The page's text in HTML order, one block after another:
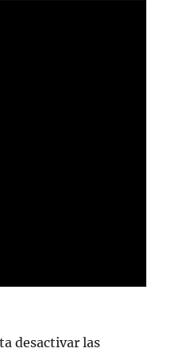
desactivar las